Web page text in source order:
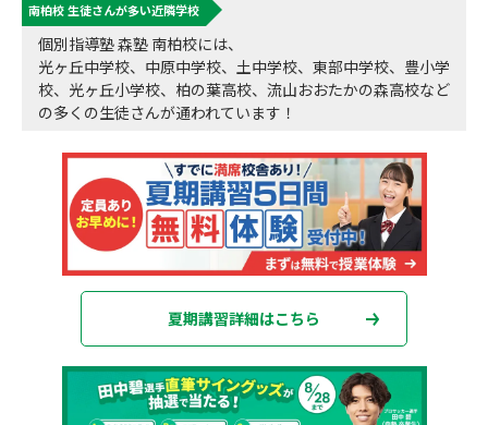
数字でなるほど！森塾
動画でわかる！森塾
森塾のお得なキャンペーン・割引制度
授業料等お問合わせはこちら
校舎一覧
南柏校 生徒さんが多い近隣学校
個別指導塾 森塾 南柏校には、
光ヶ丘中学校、中原中学校、土中学校、東部中学校、豊小学
校、光ヶ丘小学校、柏の葉高校、流山おおたかの森高校など
の多くの生徒さんが通われています！
夏期講習詳細はこちら